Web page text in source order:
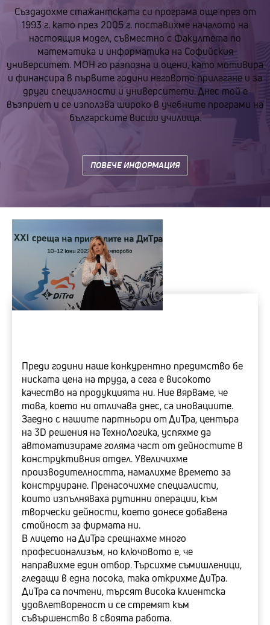
Създадохме стажантската си програма още през от
1993 г. като през 2005 г. поставихме началото на
настоящия модел, съвместно с Факултета по
математика и информатика на Софийския
университет. МОН го разпозна и оцени, като мотивира
и финансира в първите години неговото прилагане и за
други специалности и университети. Днес той е
възприет и се използва широко в учебните програми на
българските висши училища.
ПОВЕЧЕ ИНФОРМАЦИЯ
Преди години наше конкурентно предимство бе
ниската цена на труда, а сега е високото
качество на продукцията ни. Ние вярваме, че
това, което ни отличава днес, са иновациите.
Заедно с нашите партньори от ДиТра, центъра
на 3D решения на ТехноЛогика, успяхме да
автоматизираме голяма част от дейностите в
конструктивния отдел. Увеличихме
производителността, намалихме времето за
конструиране. Пренасочихме специалисти,
които изпълняваха рутинни операции, към
творчески дейности, което донесе добавена
стойност за фирмата ни.
В лицето на ДиТра срещнахме много
професионализъм, но ключовото е, че
направихме един отбор. Търсихме съмишленици,
гледащи в една посока, така открихме ДиТра.
ДиТра са почтени, търсят висока клиентска
удовлетвореност и се стремят към
съвършенство в своята работа.
Благодаря на „ТехноЛогика“ за работата по
Централизираната автоматизирана
информационна система „Съдебен статус“.
Хората от екипа бяха изключително отзивчиви
и отговаряха на всички нови изисквания, които
поставяхме, дори да не бяха в първоначалното
задание.
–Михаил Алексов
Председател на Районния съд – Перник
Благодарим на вас, създателите на Централния
регистър на особените залози, които през
изминалите 25 години бяхте отдадени на
общата ни кауза и сега, въпреки всички
трудности, продължавате да сте до нас. Вие
сте нашата надеждна ИТ подкрепа и имате
специално място в сърцата ни.
–Наташа Босева
Директор, Централен регистър на особените залози